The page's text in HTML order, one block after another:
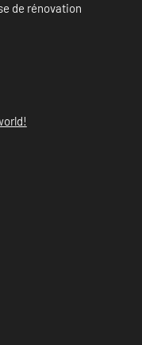
de rénovation